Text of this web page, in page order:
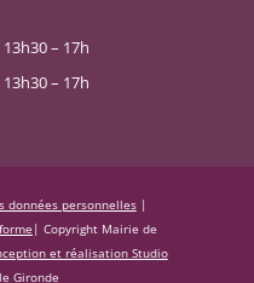
– 17h
– 17h
données personnelles|
| Copyright Mairie de
et réalisation Studio
Gironde